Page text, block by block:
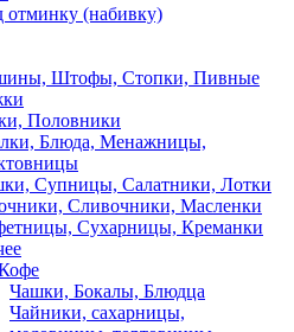
(набивку)
Штофы, Стопки, Пивные
Половники
Блюда, Менажницы,
Супницы, Салатники, Лотки
Сливочники, Масленки
Сухарницы, Креманки
Чашки, Бокалы, Блюдца
Чайники, сахарницы,